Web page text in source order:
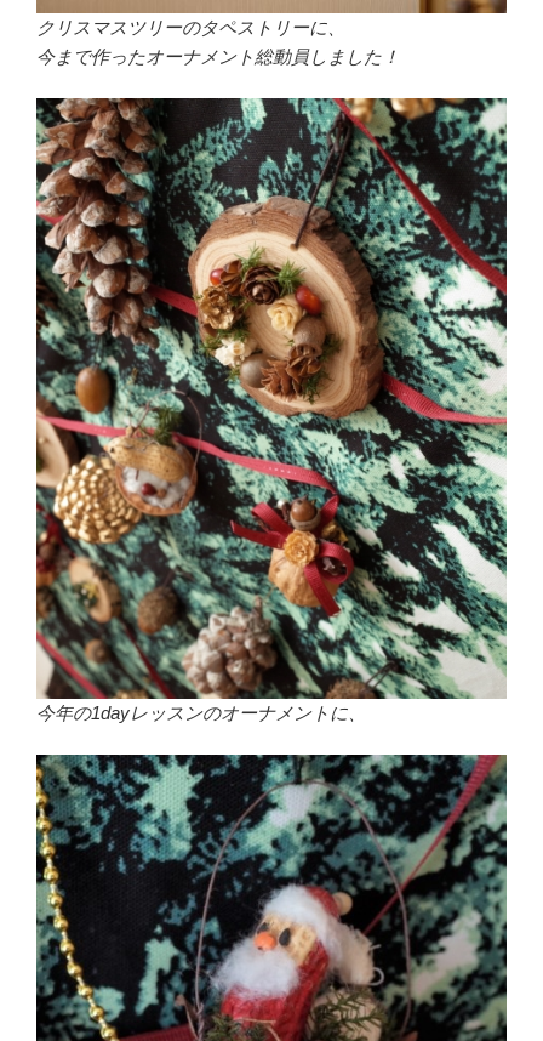
クリスマスツリーのタペストリーに、
今まで作ったオーナメント総動員しました！
今年の1dayレッスンのオーナメントに、